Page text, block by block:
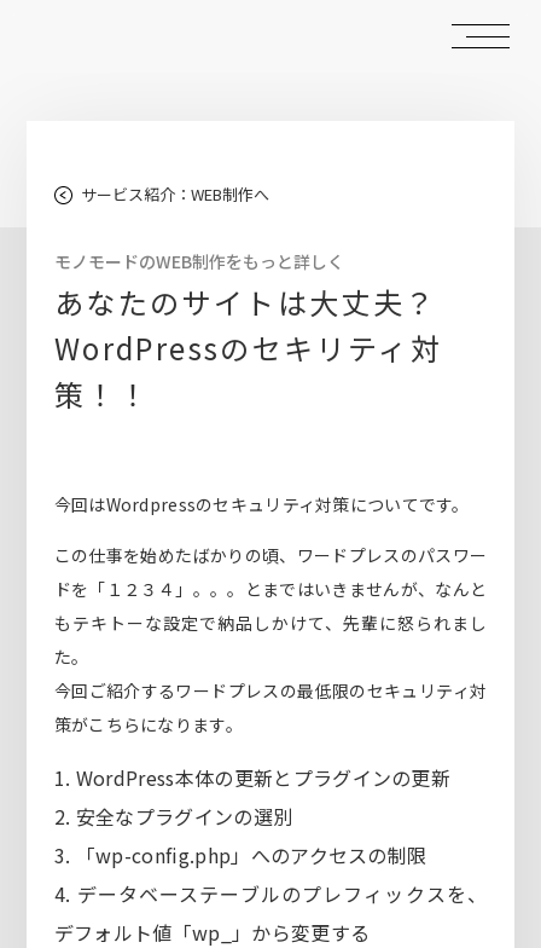
サービス紹介：WEB制作へ
モノモードのWEB制作をもっと詳しく
あなたのサイトは大丈夫？
WordPressのセキリティ対
策！！
今回はWordpressのセキュリティ対策についてです。
この仕事を始めたばかりの頃、ワードプレスのパスワー
ドを「１２３４」。。。とまではいきませんが、なんと
もテキトーな設定で納品しかけて、先輩に怒られまし
た。
今回ご紹介するワードプレスの最低限のセキュリティ対
策がこちらになります。
1. WordPress本体の更新とプラグインの更新
2. 安全なプラグインの選別
3. 「wp-config.php」へのアクセスの制限
4. データベーステーブルのプレフィックスを、
デフォルト値「wp_」から変更する